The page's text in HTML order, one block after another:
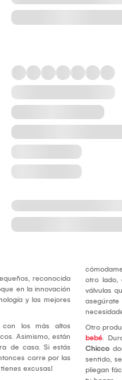
reconocida
en la innovación
y las mejores
con los más altos
Asimismo, están
de casa. Si estás
corre por las
excusas!
otro lado,
válvulas
Otro
bebé.
Chicco
sentido,
pliegan